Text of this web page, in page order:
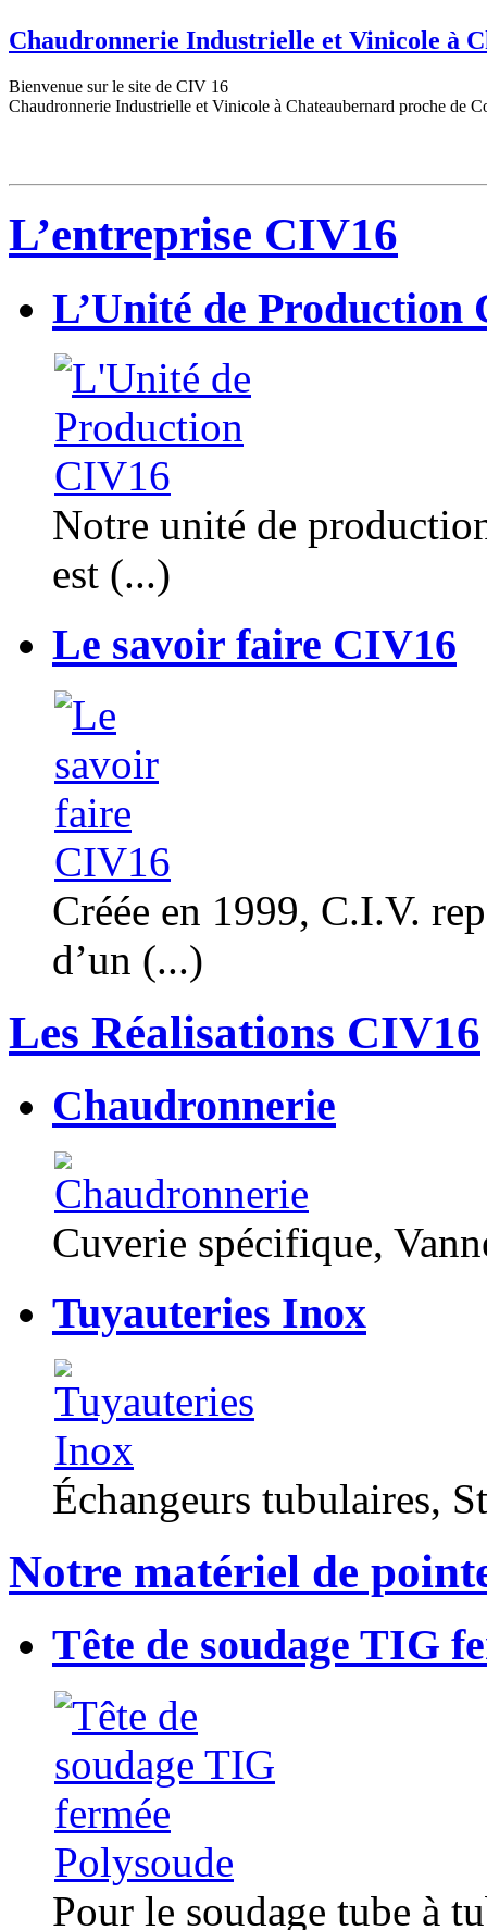
Chaudronnerie Industrielle et Vinicole à
Bienvenue sur le site de CIV 16
Chaudronnerie Industrielle et Vinicole à Chateaubernard proche de
L’entreprise CIV16
L’Unité de Production
Notre unité de
est (...)
Le savoir faire CIV16
Créée en 1999, C.I.V.
d’un (...)
Les Réalisations CIV16
Chaudronnerie
Cuverie spécifique,
Tuyauteries Inox
Échangeurs tubulaires,
Notre matériel de
Tête de soudage TIG
Pour le soudage tube à